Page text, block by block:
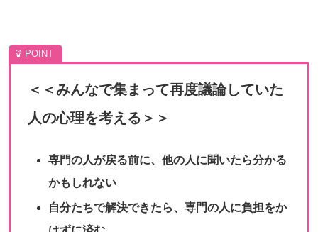
＜＜みんなで集まって再度議論していた
人の心理を考える＞＞
専門の人が戻る前に、他の人に聞いたら分かる
かもしれない
自分たちで解決できたら、専門の人に負担をか